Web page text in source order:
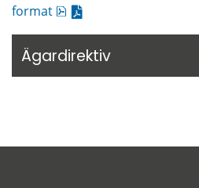
format
pdf, 126.4 kB.
Ägardirektiv